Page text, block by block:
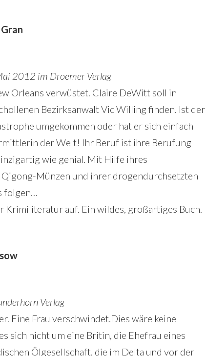
2012 im Droemer Verlag
Orleans verwüstet. Claire DeWitt soll in
Bezirksanwalt Vic Willing finden. Ist der
umgekommen oder hat er sich einfach
der Welt! Ihr Beruf ist ihre Berufung
wie genial. Mit Hilfe ihres
Münzen und ihrer drogendurchsetzten
folgen…
Krimiliteratur auf. Ein wildes, großartiges Buch.
Verlag
Eine Frau verschwindet.Dies wäre keine
sich nicht um eine Britin, die Ehefrau eines
Ölgesellschaft, die im Delta und vor der